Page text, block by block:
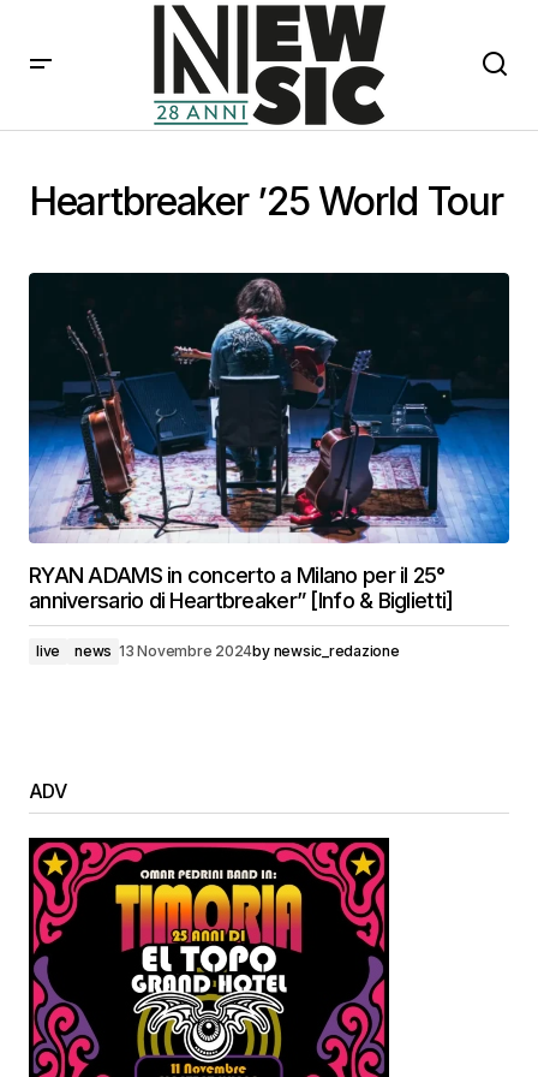
Heartbreaker ’25 World Tour
RYAN ADAMS in concerto a Milano per il 25°
anniversario di Heartbreaker” [Info & Biglietti]
live news 13 Novembre 2024by newsic_redazione
ADV